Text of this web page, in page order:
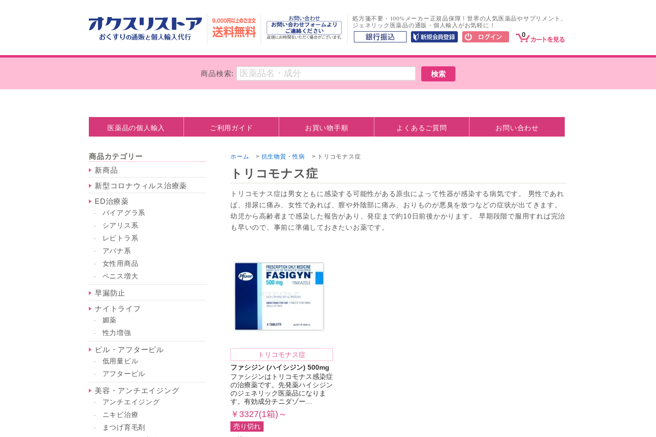
処方箋不要・100%メーカー正規品保障！世界の人気医薬品やサプリメント、
ジェネリック医薬品の通販・個人輸入がお気軽に！
0
商品検索:
医薬品の個人輸入 ご利用ガイド お買い物手順 よくあるご質問 お問い合わせ
ホーム > 抗生物質・性病 > トリコモナス症
トリコモナス症
トリコモナス症は男女ともに感染する可能性がある原虫によって性器が感染する病気です。 男性であれ
ば、排尿に痛み、女性であれば、膣や外陰部に痛み、おりものが悪臭を放つなどの症状が出てきます。
幼児から高齢者まで感染した報告があり、発症まで約10日前後かかります。 早期段階で服用すれば完治
も早いので、事前に準備しておきたいお薬です。
トリコモナス症
ファシジン (ハイシジン) 500mg
ファシジンはトリコモナス感染症
の治療薬です。先発薬ハイシジン
のジェネリック医薬品になりま
す。有効成分チニダゾー…
￥3327(1箱)～
売り切れ
商品カテゴリー
新商品
新型コロナウィルス治療薬
ED治療薬
バイアグラ系
シアリス系
レビトラ系
アバナ系
女性用商品
ペニス増大
早漏防止
ナイトライフ
媚薬
性力増強
ピル・アフターピル
低用量ピル
アフターピル
美容・アンチエイジング
アンチエイジング
ニキビ治療
まつげ育毛剤